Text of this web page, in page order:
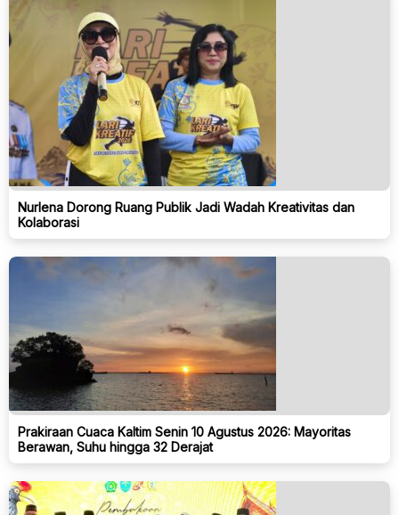
Nurlena Dorong Ruang Publik Jadi Wadah Kreativitas dan
Kolaborasi
Prakiraan Cuaca Kaltim Senin 10 Agustus 2026: Mayoritas
Berawan, Suhu hingga 32 Derajat